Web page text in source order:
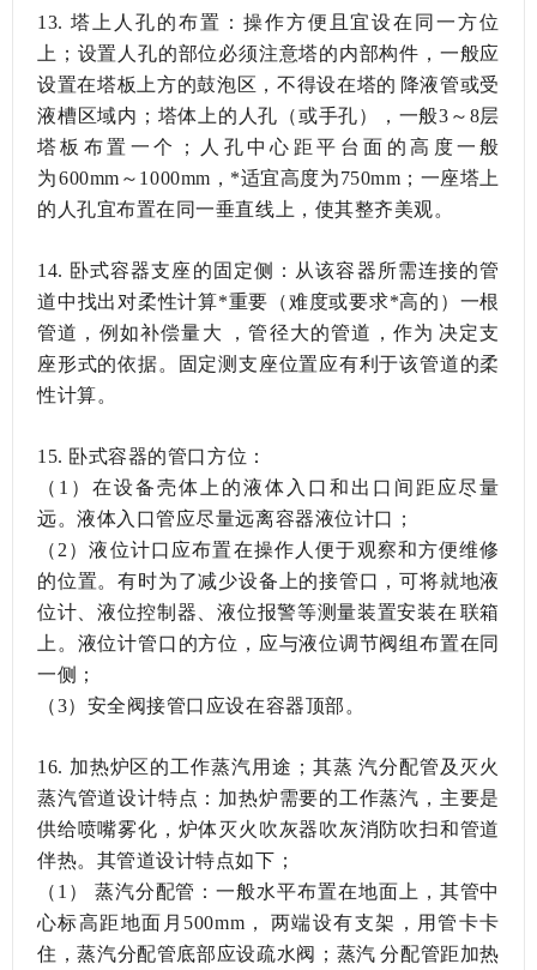
13. 塔上人孔的布置：操作方便且宜设在同一方位
上；设置人孔的部位必须注意塔的内部构件，一般应
设置在塔板上方的鼓泡区，不得设在塔的降液管或受
液槽区域内；塔体上的人孔（或手孔），一般3～8层
塔板布置一个；人孔中心距平台面的高度一般
为600mm～1000mm，*适宜高度为750mm；一座塔上
的人孔宜布置在同一垂直线上，使其整齐美观。
14. 卧式容器支座的固定侧：从该容器所需连接的管
道中找出对柔性计算*重要（难度或要求*高的）一根
管道，例如补偿量大，管径大的管道，作为决定支
座形式的依据。固定测支座位置应有利于该管道的柔
性计算。
15. 卧式容器的管口方位：
（1）在设备壳体上的液体入口和出口间距应尽量
远。液体入口管应尽量远离容器液位计口；
（2）液位计口应布置在操作人便于观察和方便维修
的位置。有时为了减少设备上的接管口，可将就地液
位计、液位控制器、液位报警等测量装置安装在联箱
上。液位计管口的方位，应与液位调节阀组布置在同
一侧；
（3）安全阀接管口应设在容器顶部。
16. 加热炉区的工作蒸汽用途；其蒸汽分配管及灭火
蒸汽管道设计特点：加热炉需要的工作蒸汽，主要是
供给喷嘴雾化，炉体灭火吹灰器吹灰消防吹扫和管道
伴热。其管道设计特点如下；
（1） 蒸汽分配管：一般水平布置在地面上，其管中
心标高距地面月500mm，两端设有支架，用管卡卡
住，蒸汽分配管底部应设疏水阀；蒸汽分配管距加热